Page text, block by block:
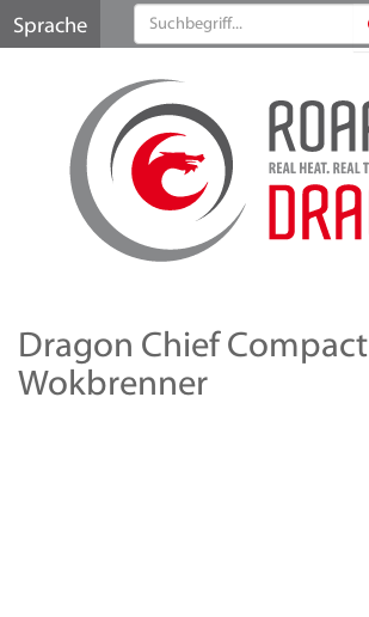
Sprache
Dragon Chief Compact
Wokbrenner